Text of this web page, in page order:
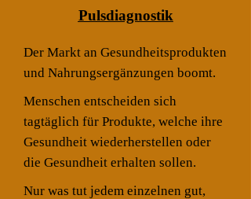
Pulsdiagnostik
Der Markt an Gesundheitsprodukten
und Nahrungsergänzungen boomt.
Menschen entscheiden sich
tagtäglich für Produkte, welche ihre
Gesundheit wiederherstellen oder
die Gesundheit erhalten sollen.
Nur was tut jedem einzelnen gut,